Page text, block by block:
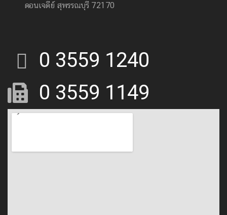
ดอนเจดีย์ สุพรรณบุรี 72170
0 3559 1240
0 3559 1149